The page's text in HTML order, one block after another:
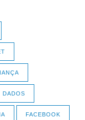
DADOS
FACEBOOK